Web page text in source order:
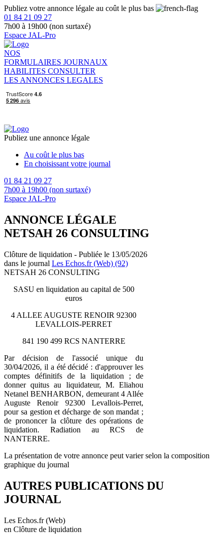
Publiez votre annonce légale au coût le plus bas
01 84 21 09 27
7h00 à 19h00 (non surtaxé)
Espace JAL-Pro
NOS
FORMULAIRES JOURNAUX
HABILITES CONSULTER
LES ANNONCES LEGALES
Publiez une annonce légale
Au coût le plus bas
En choisissant votre journal
01 84 21 09 27
7h00 à 19h00 (non surtaxé)
Espace JAL-Pro
ANNONCE LÉGALE
NETSAH 26 CONSULTING
Clôture de liquidation - Publiée le 13/05/2026
dans le journal Les Echos.fr (Web) (92)
NETSAH 26 CONSULTING
SASU en liquidation au capital de 500
euros
4 ALLEE AUGUSTE RENOIR 92300
LEVALLOIS-PERRET
841 190 499 RCS NANTERRE
Par décision de l'associé unique du
30/04/2026, il a été décidé : d'approuver les
comptes définitifs de la liquidation ; de
donner quitus au liquidateur, M. Eliahou
Netanel BENHARBON, demeurant 4 Allée
Auguste Renoir 92300 Levallois-Perret,
pour sa gestion et décharge de son mandat ;
de prononcer la clôture des opérations de
liquidation. Radiation au RCS de
NANTERRE.
La présentation de votre annonce peut varier selon la composition
graphique du journal
AUTRES PUBLICATIONS DU
JOURNAL
Les Echos.fr (Web)
en Clôture de liquidation